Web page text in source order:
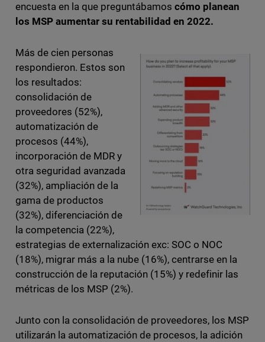
encuesta en la que preguntábamoscómo planean
los MSP aumentar su rentabilidad en 2022.
Más de cien personas
respondieron. Estos son
los resultados:
consolidación de
proveedores (52%),
automatización de
procesos (44%),
incorporación de MDR y
otra seguridad avanzada
(32%), ampliación de la
gama de productos
(32%), diferenciación de
la competencia (22%),
estrategias de externalización exc: SOC o NOC
(18%), migrar más a la nube (16%), centrarse en la
construcción de la reputación (15%) y redefinir las
métricas de los MSP (2%).
Junto con la consolidación de proveedores, los MSP
utilizarán la automatización de procesos, la adición